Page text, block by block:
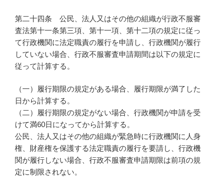
第二十四条 公民、法人又はその他の組織が行政不服審
査法第十一条第三項、第十一項、第十二項の規定に従っ
て行政機関に法定職責の履行を申請し、行政機関が履行
していない場合、行政不服審査申請期間は以下の規定に
従って計算する。
（一）履行期限の規定がある場合、履行期限が満了した
日から計算する。
（二）履行期限の規定がない場合、行政機関が申請を受
けて満60日になってから計算する。
公民、法人又はその他の組織が緊急時に行政機関に人身
権、財産権を保護する法定職責の履行を要請し、行政機
関が履行しない場合、行政不服審査申請期限は前項の規
定に制限されない。